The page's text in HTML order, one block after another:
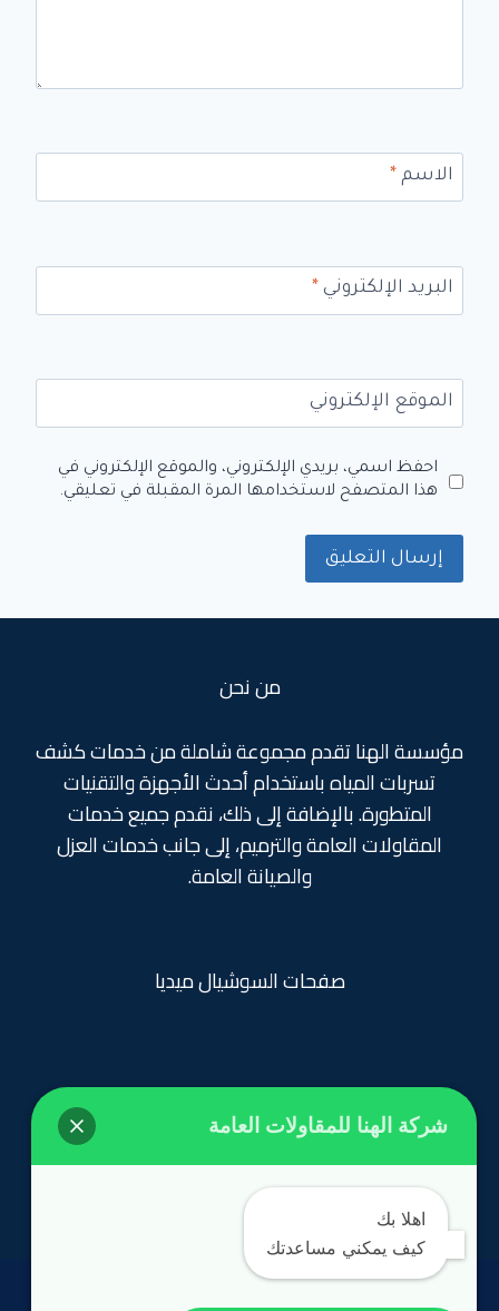
الاسم *
البريد الإلكتروني *
الموقع الإلكتروني
احفظ اسمي، بريدي الإلكتروني، والموقع الإلكتروني في
هذا المتصفح لاستخدامها المرة المقبلة في تعليقي.
من نحن
مؤسسة الهنا تقدم مجموعة شاملة من خدمات كشف
تسربات المياه باستخدام أحدث الأجهزة والتقنيات
المتطورة. بالإضافة إلى ذلك، نقدم جميع خدمات
المقاولات العامة والترميم، إلى جانب خدمات العزل
والصيانة العامة.
صفحات السوشيال ميديا
روابط تهمك
الرئيسية
شركة الهنا للمقاولات العامة
اهلا بك
كيف يمكني مساعدتك